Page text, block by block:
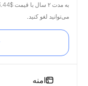
به مدت ۲ سال با قیمت $3.44
می‌توانید لغو کنید.
1دامنه